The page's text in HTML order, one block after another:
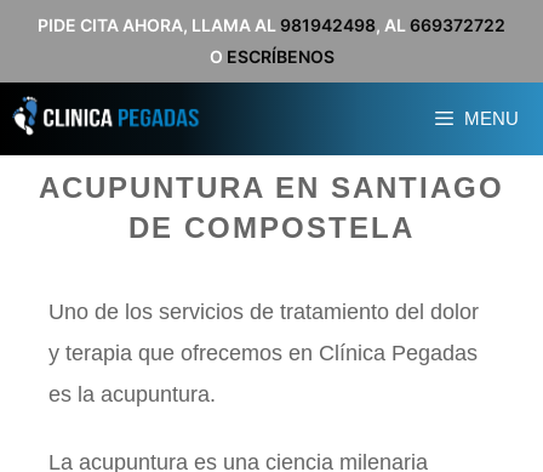
Saltar
contenido
PIDE CITA AHORA, LLAMA AL 981942498, AL 669372722
O ESCRÍBENOS
MENU
ACUPUNTURA EN SANTIAGO
DE COMPOSTELA
Uno de los servicios de tratamiento del dolor
y terapia que ofrecemos en Clínica Pegadas
es la acupuntura.
La acupuntura es una ciencia milenaria